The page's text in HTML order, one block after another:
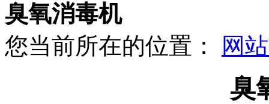
臭氧消毒机
您当前所在的位置：
网
臭